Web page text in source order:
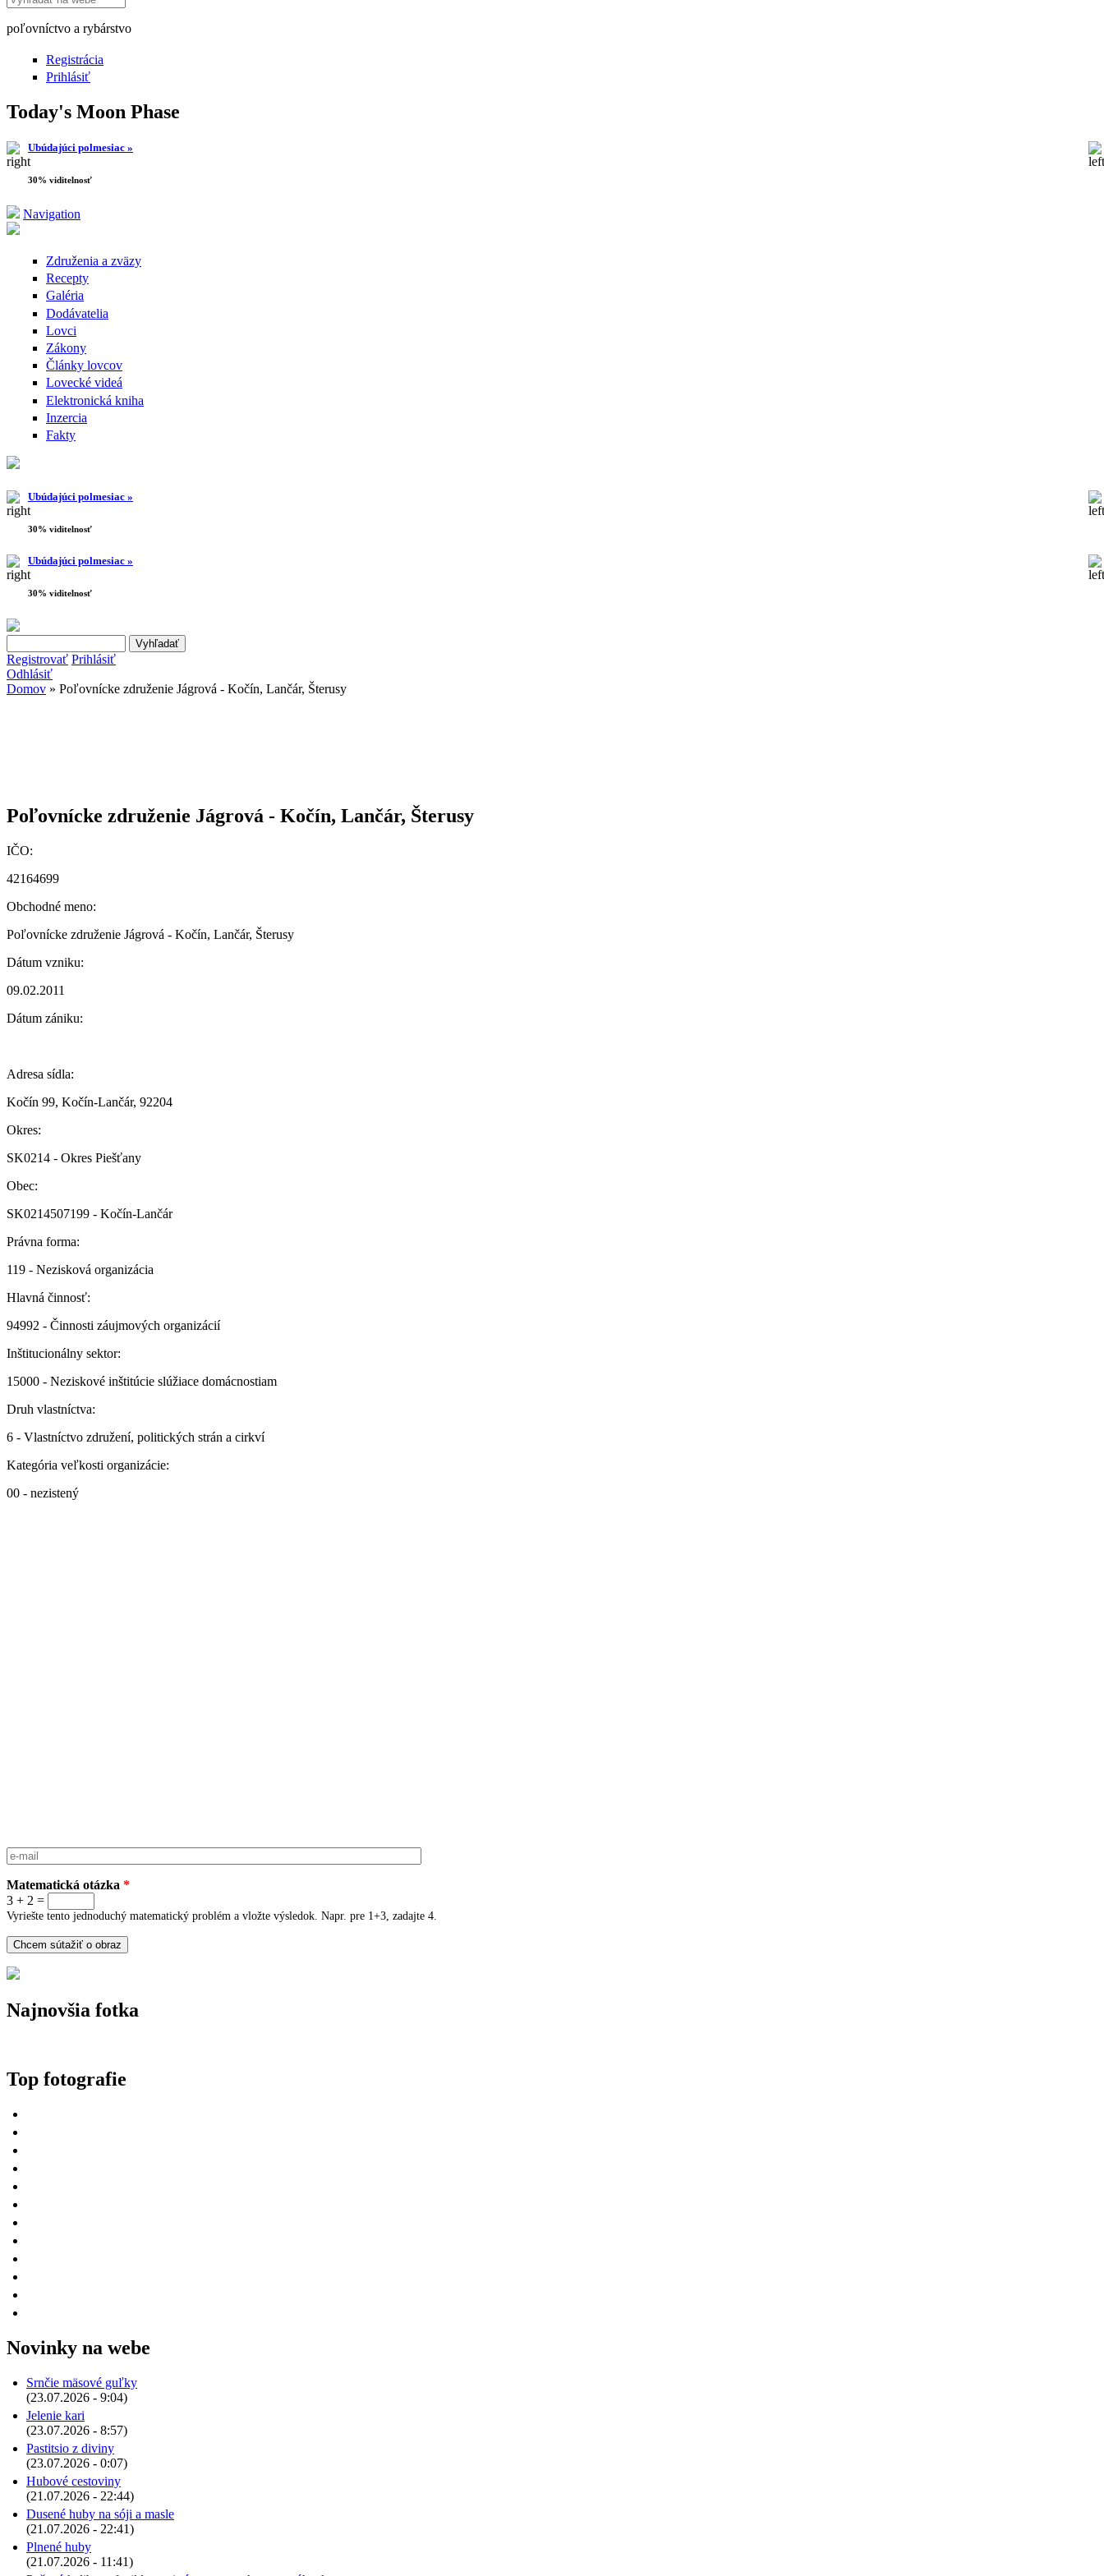
poľovníctvo a rybárstvo
Registrácia
Prihlásiť
Today's Moon Phase
Ubúdajúci polmesiac »
30% viditelnosť
Navigation
Združenia a zväzy
Recepty
Galéria
Dodávatelia
Lovci
Zákony
Články lovcov
Lovecké videá
Elektronická kniha
Inzercia
Fakty
Ubúdajúci polmesiac »
30% viditelnosť
Ubúdajúci polmesiac »
30% viditelnosť
Vyhľadávanie
Registrovať Prihlásiť
Odhlásiť
Domov » Poľovnícke združenie Jágrová - Kočín, Lančár, Šterusy
Poľovnícke združenie Jágrová - Kočín, Lančár, Šterusy
IČO:
42164699
Obchodné meno:
Poľovnícke združenie Jágrová - Kočín, Lančár, Šterusy
Dátum vzniku:
09.02.2011
Dátum zániku:
Adresa sídla:
Kočín 99, Kočín-Lančár, 92204
Okres:
SK0214 - Okres Piešťany
Obec:
SK0214507199 - Kočín-Lančár
Právna forma:
119 - Nezisková organizácia
Hlavná činnosť:
94992 - Činnosti záujmových organizácií
Inštitucionálny sektor:
15000 - Neziskové inštitúcie slúžiace domácnostiam
Druh vlastníctva:
6 - Vlastníctvo združení, politických strán a cirkví
Kategória veľkosti organizácie:
00 - nezistený
E-mail
Matematická otázka *
3 + 2 =
Vyriešte tento jednoduchý matematický problém a vložte výsledok. Napr. pre 1+3, zadajte 4.
Najnovšia fotka
Top fotografie
Novinky na webe
Srnčie mäsové guľky
(23.07.2026 - 9:04)
Jelenie kari
(23.07.2026 - 8:57)
Pastitsio z diviny
(23.07.2026 - 0:07)
Hubové cestoviny
(21.07.2026 - 22:44)
Dusené huby na sóji a masle
(21.07.2026 - 22:41)
Plnené huby
(21.07.2026 - 11:41)